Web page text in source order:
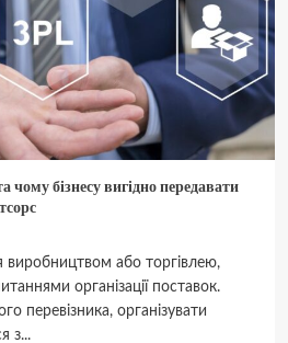
бізнесу вигідно передавати
виробництвом або торгівлею,
організації поставок.
перевізника, організувати
з...